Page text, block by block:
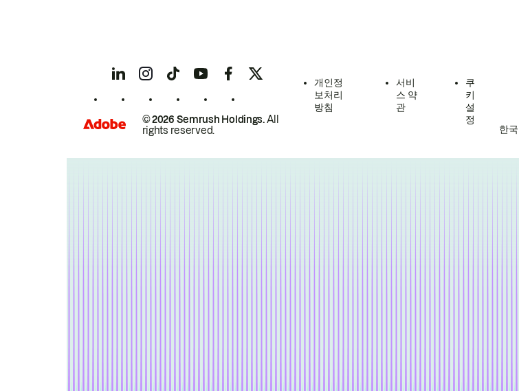
© 2026 Semrush Holdings.All
rights reserved.
개인정
보처리
방침
서비
스 약
관
쿠
키
설
정
한